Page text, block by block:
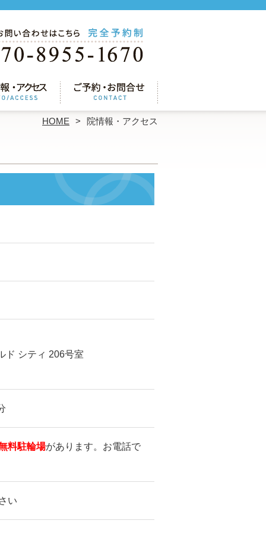
HOME 院情報・アクセス
ド シティ 206号室
料駐輪場があります。お電話で
い